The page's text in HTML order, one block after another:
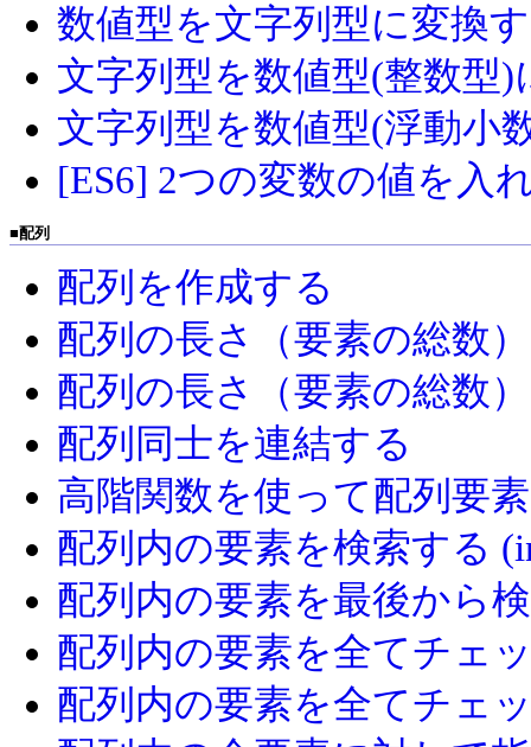
数値型を文字列型に変換
文字列型を数値型(整数型)
文字列型を数値型(浮動小
[ES6] 2つの変数の値を入
■配列
配列を作成する
配列の長さ（要素の総数
配列の長さ（要素の総数
配列同士を連結する
高階関数を使って配列要
配列内の要素を検索する
配列内の要素を最後から
配列内の要素を全てチェ
配列内の要素を全てチェ